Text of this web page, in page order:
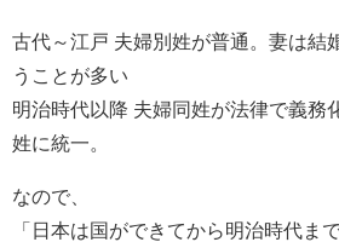
古代～江戸 夫婦別姓が普通。妻は結
うことが多い
明治時代以降 夫婦同姓が法律で義務
姓に統一。
なので、
「日本は国ができてから明治時代ま